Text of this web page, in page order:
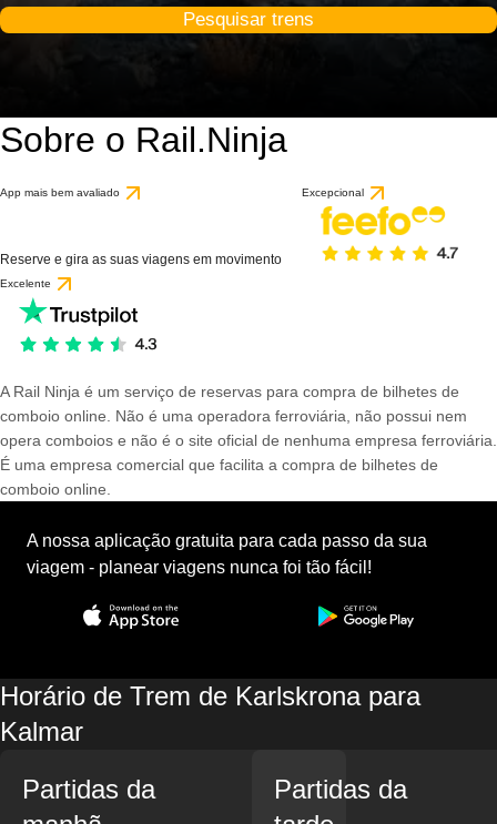
Pesquisar trens
Sobre o Rail.Ninja
App mais bem avaliado
Reserve e gira as suas viagens em movimento
Excepcional
Excelente
A Rail Ninja é um serviço de reservas para compra de bilhetes de
comboio online. Não é uma operadora ferroviária, não possui nem
opera comboios e não é o site oficial de nenhuma empresa ferroviária.
É uma empresa comercial que facilita a compra de bilhetes de
comboio online.
A nossa aplicação gratuita para cada passo da sua
viagem - planear viagens nunca foi tão fácil!
Horário de Trem de Karlskrona para
Kalmar
Partidas da
Partidas da